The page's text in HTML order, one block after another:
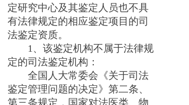
定研究中心及其鉴定人员也不具
有法律规定的相应鉴定项目的司
法鉴定资质。
1 、 该鉴定机构不属于法律规
定的司法鉴定机构：
全国人大常委会《关于司法
鉴定管理问题的决定》 第二条、
第三条规定，国家对法医类、物